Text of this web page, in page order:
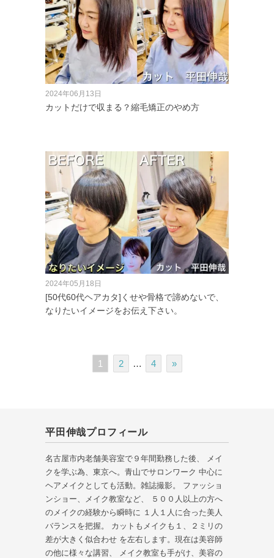
2024年06月13日
カットだけで収まる？縮毛矯正のやめ方
2024年05月18日
[50代60代ヘアカタ]くせや骨格で諦めないで、
なりたいイメージをお伝え下さい。
1 2 … 4 »
平田伸哉プロフィール
名古屋市内老舗美容室で９年間勤務した後、 メイ
クを学ぶ為、東京へ。青山でサロンワーク 中心に
ヘアメイクとしても活動。雑誌撮影。 ファッショ
ンショー、メイク教室など、 ５００人以上の方へ
のメイクの経験から瞬時に １人１人に合った美人
バランスを把握。 カットもメイクも１、２ミリの
差が大きく似合わせ を左右します。現在は美容師
の他に様々な講習、 メイク教室も手がけ、美容の